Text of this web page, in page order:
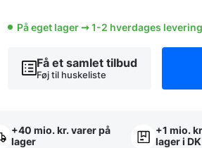
cm,På eget lager ➞ 1-2 hverdages levering
Få et samlet tilbud
Føj til huskeliste
+40 mio. kr. varer på
lager
+1 mio.
lager i DK